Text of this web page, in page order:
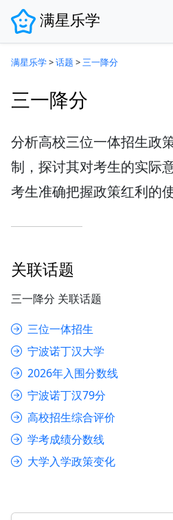
满星乐学
满星乐学>话题 >三一降分
三一降分
分析高校三位一体招生政
制，探讨其对考生的实际
考生准确把握政策红利的
关联话题
三一降分 关联话题
三位一体招生
宁波诺丁汉大学
2026年入围分数线
宁波诺丁汉79分
高校招生综合评价
学考成绩分数线
大学入学政策变化